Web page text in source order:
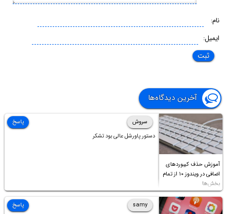
نام:
ایمیل:
آخرین دیدگاه‌ها
آموزش حذف کیبوردهای
اضافی در ویندوز ۱۰ از تمام
بخش‌ها
سروش
دستور پاورشل عالی بود تشکر
پاسخ
samy
پاسخ